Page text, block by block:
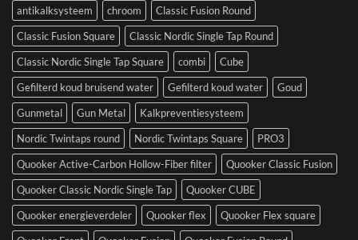
antikalksysteem chroom
Classic Fusion Round
Classic Fusion Square
Classic Nordic Single Tap Round
Classic Nordic Single Tap Square
combi
Cube
Gefilterd koud bruisend water
Gefilterd koud water
Goud
Gunmetal
Gun Metal
Kalkpreventiesysteem
Nordic Twintaps round
Nordic Twintaps Square
PRO3
Quooker Active-Carbon Hollow-Fiber filter
Quooker Classic Fusion
Quooker Classic Nordic Single Tap
Quooker CUBE
Quooker energieverdeler
Quooker flex
Quooker Flex square